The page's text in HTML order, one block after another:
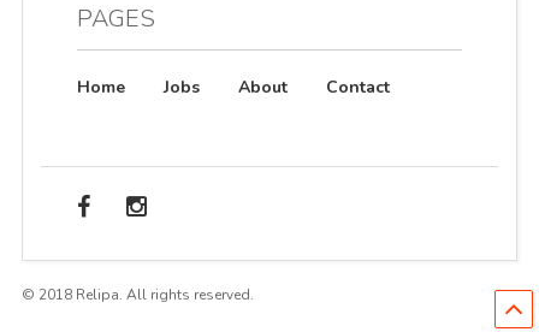
PAGES
Home Jobs About Contact
© 2018 Relipa. All rights reserved.